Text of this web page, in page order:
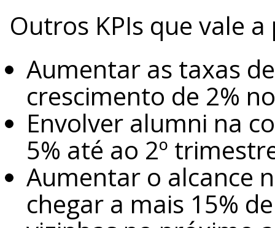
Outros KPIs que vale
Aumentar as taxas
crescimento de 2%
Envolver alumni na
5% até ao 2º
Aumentar o alcance
chegar a mais 15%